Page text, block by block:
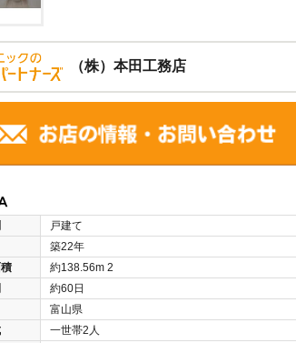
（株）本田工務店
戸建て
築22年
約138.56m 2
約60日
富山県
一世帯2人